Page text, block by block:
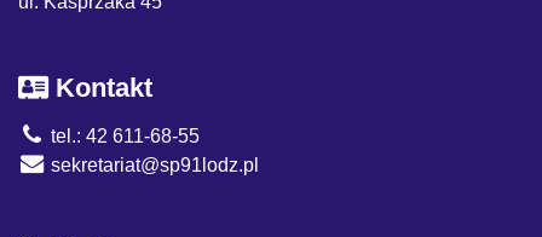
Kontakt
tel.: 42 611-68-55
sekretariat@sp91lodz.pl